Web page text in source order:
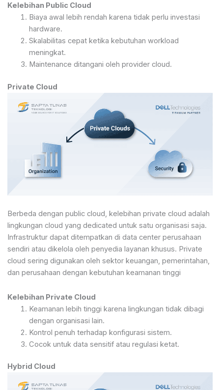
Kelebihan Public Cloud
Biaya awal lebih rendah karena tidak perlu investasi
hardware.
Skalabilitas cepat ketika kebutuhan workload
meningkat.
Maintenance ditangani oleh provider cloud.
Private Cloud
Berbeda dengan public cloud, kelebihan private cloud adalah
lingkungan cloud yang dedicated untuk satu organisasi saja.
Infrastruktur dapat ditempatkan di data center perusahaan
sendiri atau dikelola oleh penyedia layanan khusus. Private
cloud sering digunakan oleh sektor keuangan, pemerintahan,
dan perusahaan dengan kebutuhan keamanan tinggi
Kelebihan Private Cloud
Keamanan lebih tinggi karena lingkungan tidak dibagi
dengan organisasi lain.
Kontrol penuh terhadap konfigurasi sistem.
Cocok untuk data sensitif atau regulasi ketat.
Hybrid Cloud